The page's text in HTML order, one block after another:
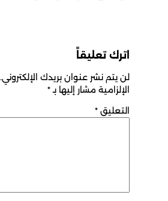
اترك تعليقاً
لن يتم نشر عنوان بريدك الإلكتروني.
الإلزامية مشار إليها بـ*
التعليق *